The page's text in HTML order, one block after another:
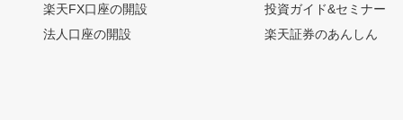
楽天FX口座の開設
法人口座の開設
投資ガイド&セミナー
楽天証券のあんしん